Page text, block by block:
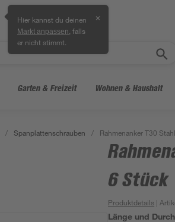
Hier kannst du deinen
Markt anpassen , falls
er nicht stimmt.
✕
Garten & Freizeit Wohnen & Haushalt
/ Spanplattenschrauben / Rahmenanker T30
6 Stück
Produktdetails |
Länge und